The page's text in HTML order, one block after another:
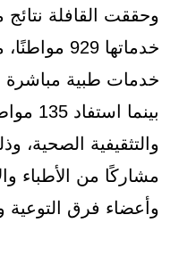
وحققت القافلة
خدمات طبية
بينما
مشاركًا من الأطباء
وأعضاء فرق التوعية